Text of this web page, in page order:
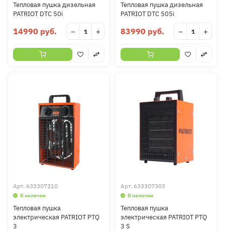
Тепловая пушка дизельная
PATRIOT DTC 50i
14990 руб. − +
Тепловая пушка дизельная
PATRIOT DTС 505i
83990 руб. − +
Арт. 633307210
В наличии
Тепловая пушка
электрическая PATRIOT PTQ
3
Арт. 633307303
В наличии
Тепловая пушка
электрическая PATRIOT PTQ
3 S